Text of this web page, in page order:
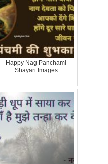
Happy Nag Panchami
Shayari Images